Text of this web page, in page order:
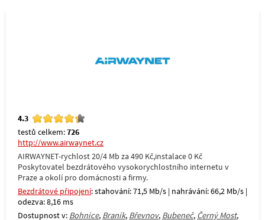
4.3
testů celkem:726
http://www.airwaynet.cz
AIRWAYNET-rychlost 20/4 Mb za 490 Kč,instalace 0 Kč
Poskytovatel bezdrátového vysokorychlostního internetu v
Praze a okolí pro domácnosti a firmy.
Bezdrátové připojení: stahování: 71,5 Mb/s | nahrávání: 66,2 Mb/s |
odezva: 8,16 ms
Dostupnost v: Bohnice, Braník, Břevnov, Bubeneč, Černý Most,